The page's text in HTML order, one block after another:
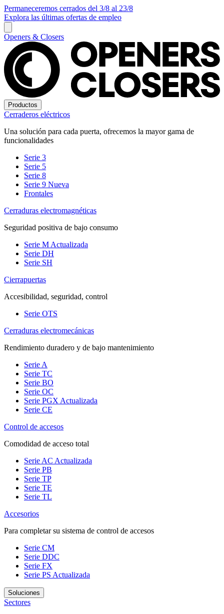
Permaneceremos cerrados del 3/8 al 23/8
Explora las últimas ofertas de empleo
Openers & Closers
Productos
Cerraderos eléctricos
Una solución para cada puerta, ofrecemos la mayor gama de
funcionalidades
Serie 3
Serie 5
Serie 8
Serie 9 Nueva
Frontales
Cerraduras electromagnéticas
Seguridad positiva de bajo consumo
Serie M Actualizada
Serie DH
Serie SH
Cierrapuertas
Accesibilidad, seguridad, control
Serie OTS
Cerraduras electromecánicas
Rendimiento duradero y de bajo mantenimiento
Serie A
Serie TC
Serie BO
Serie OC
Serie PGX Actualizada
Serie CE
Control de accesos
Comodidad de acceso total
Serie AC Actualizada
Serie PB
Serie TP
Serie TE
Serie TL
Accesorios
Para completar su sistema de control de accesos
Serie CM
Serie DDC
Serie FX
Serie PS Actualizada
Soluciones
Sectores